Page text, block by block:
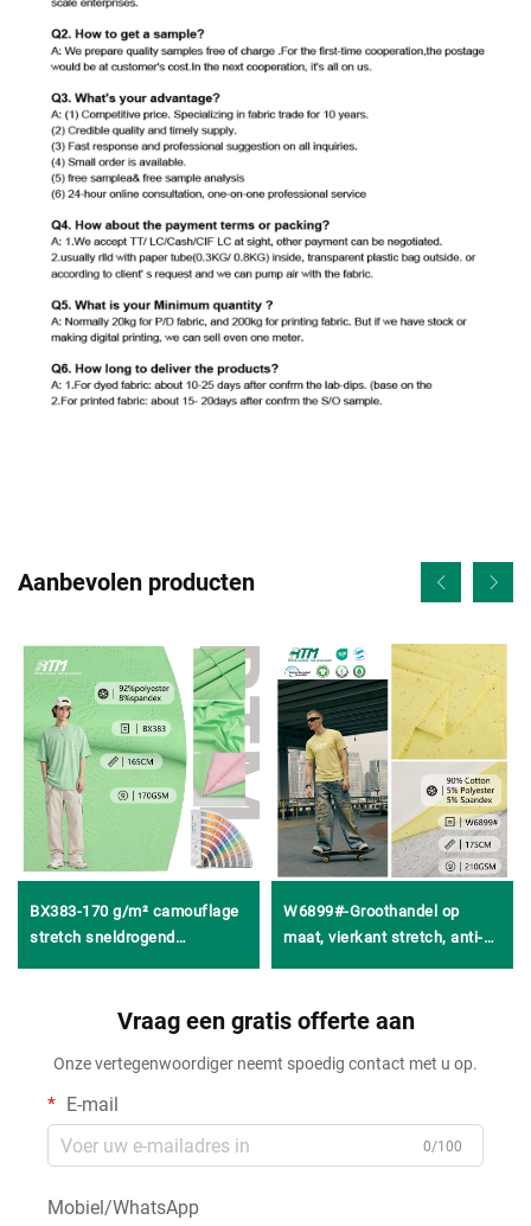
Aanbevolen producten
BX383-170 g/m² camouflage
stretch sneldrogend
polyester en 8% elastaan voor
W6899#-Groothandel op
maat, vierkant stretch, anti-
katoen, 5% polyester en 5%
basislagen
Vraag een gratis offerte aan
Onze vertegenwoordiger neemt spoedig contact met u op.
E-mail
0/100
Mobiel/WhatsApp